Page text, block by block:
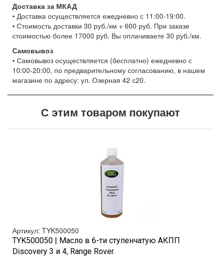
Доставка за МКАД
• Доставка осуществляется ежедневно с 11:00-19:00.
• Стоимость доставки 30 руб./км + 600 руб. При заказе
стоимостью более 17000 руб. Вы оплачиваете 30 руб./км.
Самовывоз
• Самовывоз осуществляется (бесплатно) ежедневно с
10:00-20:00, по предварительному согласованию, в нашем
магазине по адресу: ул. Озерная 42 с20.
С этим товаром покупают
Артикул: TYK500050
TYK500050 | Масло в 6-ти ступенчатую АКПП
Discovery 3 и 4, Range Rover.